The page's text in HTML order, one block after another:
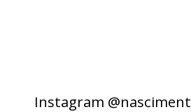
Instagram